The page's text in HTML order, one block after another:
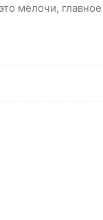
мелочи, главное